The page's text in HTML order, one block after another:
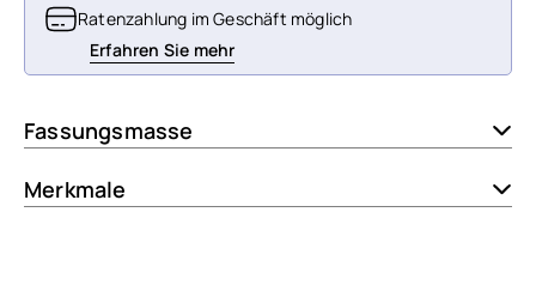
Ratenzahlung im Geschäft möglich
Erfahren Sie mehr
Fassungsmasse
Merkmale